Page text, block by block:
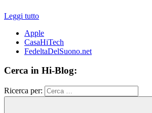
Leggi tutto
Apple
CasaHiTech
FedeltaDelSuono.net
Cerca in Hi-Blog:
Ricerca per: